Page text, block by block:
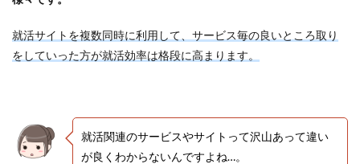
就活サイトを複数同時に利用して、サービス毎の良いところ取り
をしていった方が就活効率は格段に高まります。
就活関連のサービスやサイトって沢山あって違い
が良くわからないんですよね…。